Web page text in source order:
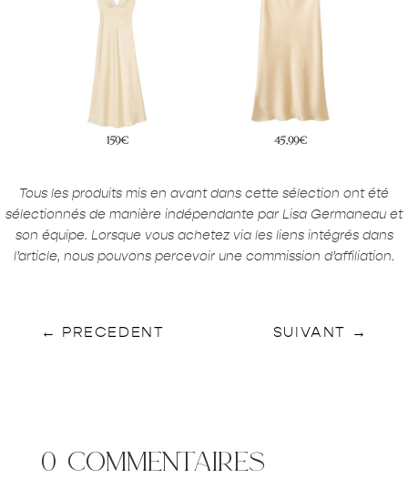
159€ 45,99€
Tous les produits mis en avant dans cette sélection ont été
sélectionnés de manière indépendante par Lisa Germaneau et
son équipe. Lorsque vous achetez via les liens intégrés dans
l’article, nous pouvons percevoir une commission d’affiliation.
← PRECEDENT SUIVANT →
0 commentaires